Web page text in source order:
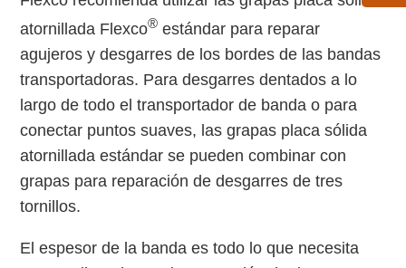
atornillada Flexco® estándar para reparar
agujeros y desgarres de los bordes de las bandas
transportadoras. Para desgarres dentados a lo
largo de todo el transportador de banda o para
conectar puntos suaves, las grapas placa sólida
atornillada estándar se pueden combinar con
grapas para reparación de desgarres de tres
tornillos.
El espesor de la banda es todo lo que necesita